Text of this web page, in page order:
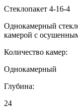
Стеклопакет 4-16-4
Однокамерный
камерой с
Количество камер:
Однокамерный
Глубина:
24